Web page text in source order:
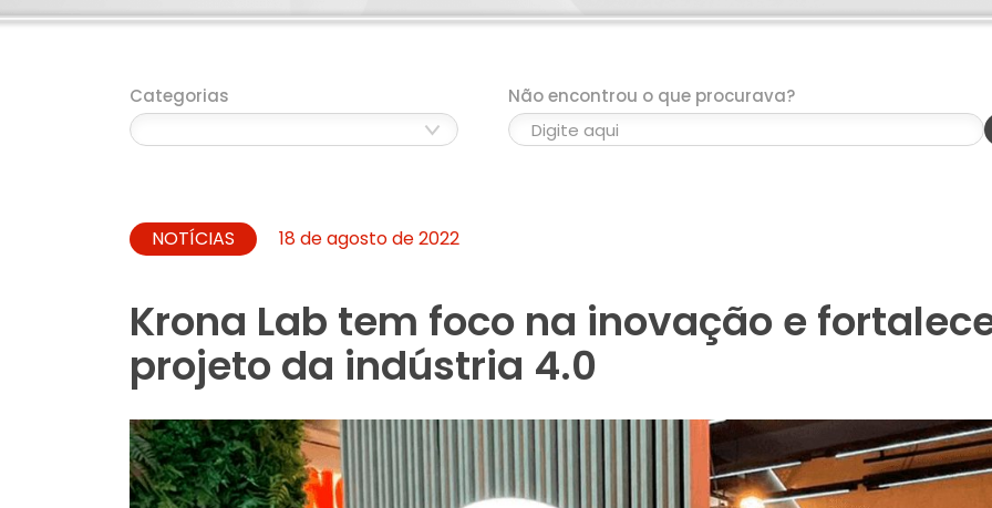
Categorias Não encontrou o que procurava?
NOTÍCIAS 18 de agosto de 2022
Krona Lab tem foco na inovação e
projeto da indústria 4.0